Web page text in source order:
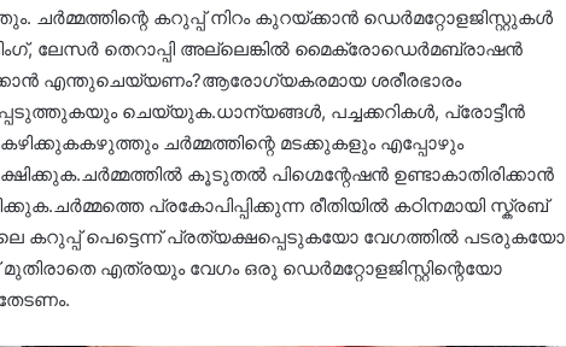
ചർമ്മത്തിന്റെ കറുപ്പ് നിറം കുറയ്ക്കാൻ ഡെർമറ്റോളജിസ്റ്റുകൾ
ലേസർ തെറാപ്പി അല്ലെങ്കിൽ മൈക്രോഡെർമബ്രാഷൻ
എന്തുചെയ്യണം?ആരോഗ്യകരമായ ശരീരഭാരം
ചെയ്യുക.ധാന്യങ്ങൾ, പച്ചക്കറികൾ, പ്രോട്ടീൻ
ചർമ്മത്തിന്റെ മടക്കുകളും എപ്പോഴും
കൂടുതൽ പിഗ്മെന്റേഷൻ ഉണ്ടാകാതിരിക്കാൻ
പ്രകോപിപ്പിക്കുന്ന രീതിയിൽ കഠിനമായി സ്ക്രബ്
കറുപ്പ് പെട്ടെന്ന് പ്രത്യക്ഷപ്പെടുകയോ വേഗത്തിൽ പടരുകയോ
എത്രയും വേഗം ഒരു ഡെർമറ്റോളജിസ്റ്റിന്റെയോ